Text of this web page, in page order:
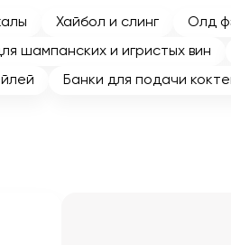
Хайбол и слинг Олд
шампанских и игристых вин
Банки для подачи